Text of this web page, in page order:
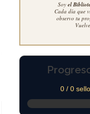
Soy el
Cada día que
observo tu
0 / 0